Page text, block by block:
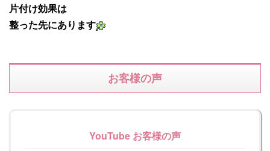
片付け効果は
整った先にあります
お客様の声
YouTube お客様の声